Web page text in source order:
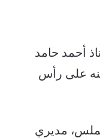
أحمد حامد
على رأس
مديري